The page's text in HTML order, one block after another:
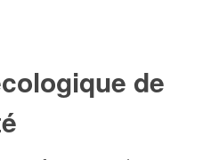
de